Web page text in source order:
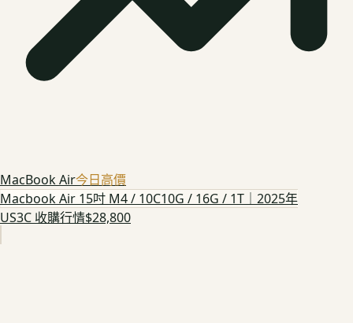
MacBook Air今日高價
Macbook Air 15吋 M4 / 10C10G / 16G / 1T｜2025年
US3C 收購行情$28,800